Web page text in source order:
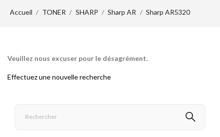
Accueil TONER SHARP Sharp AR Sharp AR5320
Veuillez nous excuser pour le désagrément.
Effectuez une nouvelle recherche